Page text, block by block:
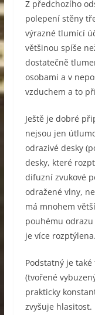
Z předchozího
polepení stěny
výrazné tlumící
většinou spíše
dostatečně
osobami a v
vzduchem a to
Ještě je dobré
nejsou jen
odrazivé desky
desky, které
difuzní zvukové
odražené vlny,
má mnohem
pouhému
je více rozptýlena.
Podstatný je
(tvořené
prakticky
zvyšuje